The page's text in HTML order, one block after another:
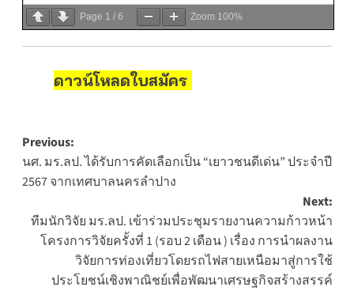
Page 1 / 6 Zoom 100%
ดาวน์โหลดใบสมัคร
Post
navigation
Previous:
นศ. มร.ลป. ได้รับการคัดเลือกเป็น “เยาวชนดีเด่น” ประจำปี
2567 จากเทศบาลนครลำปาง
Next:
ทีมนักวิจัย มร.ลป. เข้าร่วมประชุมรายงานความก้าวหน้า
โครงการวิจัยครั้งที่ 1 (รอบ 2 เดือน ) เรื่อง การนำผลงาน
วิจัยการท่องเที่ยวโดยรถไฟสายเหนือมาสู่การใช้
ประโยชน์เชิงพาณิชย์เพื่อพัฒนาเศรษฐกิจสร้างสรรค์